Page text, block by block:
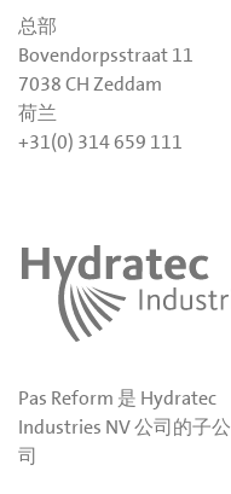
总部
Bovendorpsstraat 11
7038 CH Zeddam
荷兰
+31(0) 314 659 111
Pas Reform 是 Hydratec
Industries NV 公司的子公
司